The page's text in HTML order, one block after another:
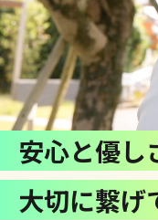
キャリア募集要項
キャリア採用エントリー
高校生向け特設ページ
主婦(夫)向け特設ページ
資料請求フォーム
職場体験・働き方相談会
安心と優し
大切に繋げ